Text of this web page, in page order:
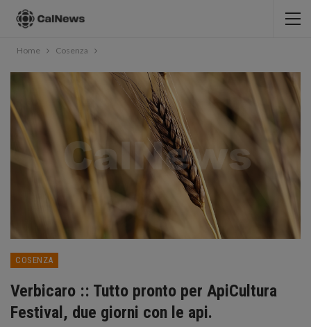
Home Cosenza
COSENZA
Verbicaro :: Tutto pronto per ApiCultura
Festival, due giorni con le api.